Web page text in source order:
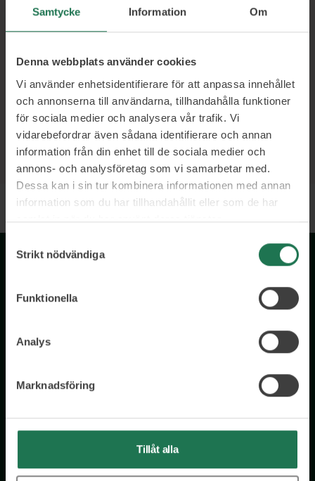
Samtycke Information Om
Denna webbplats använder cookies
Vi använder enhetsidentifierare för att anpassa innehållet
och annonserna till användarna, tillhandahålla funktioner
för sociala medier och analysera vår trafik. Vi
vidarebefordrar även sådana identifierare och annan
information från din enhet till de sociala medier och
annons- och analysföretag som vi samarbetar med.
Dessa kan i sin tur kombinera informationen med annan
information som du har tillhandahållit eller som de har
samlat in när du har använt deras tjänster.
Strikt nödvändiga
Funktionella
Analys
Marknadsföring
Tillåt alla
114 26 Stockholm
Kontakta oss